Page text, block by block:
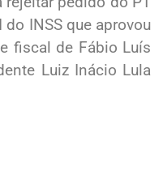
INSS que aprovou
fiscal de Fábio Luís
Luiz Inácio Lula